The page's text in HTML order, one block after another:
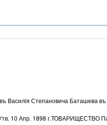
Степановича Баташева въ
10 Апр. 1898 г.ТОВАРИЩЕСТВО